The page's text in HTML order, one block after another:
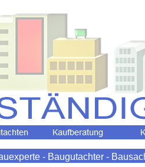
- Baugutachter -